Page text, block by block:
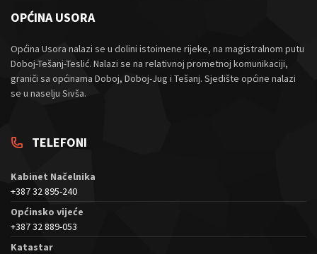
OPĆINA USORA
Općina Usora nalazi se u dolini istoimene rijeke, na magistralnom putu
Doboj-Tešanj-Teslić. Nalazi se na relativnoj prometnoj komunikaciji,
graniči sa općinama Doboj, Doboj-Jug i Tešanj. Sjedište općine nalazi
se u naselju Sivša.
TELEFONI
Kabinet Načelnika
+387 32 895-240
Općinsko vijeće
+387 32 889-053
Katastar